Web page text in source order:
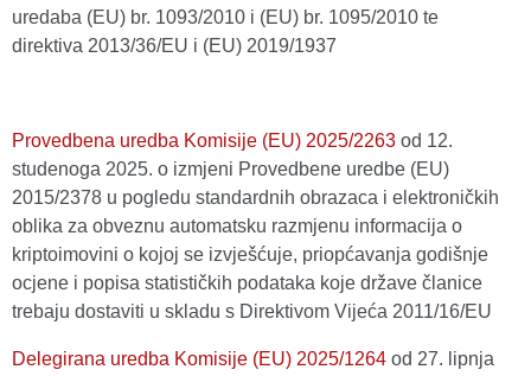
uredaba (EU) br. 1093/2010 i (EU) br. 1095/2010 te
direktiva 2013/36/EU i (EU) 2019/1937
Provedbena uredba Komisije (EU) 2025/2263 оd 12.
studenoga 2025. o izmjeni Provedbene uredbe (EU)
2015/2378 u pogledu standardnih obrazaca i elektroničkih
oblika za obveznu automatsku razmjenu informacija o
kriptoimovini o kojoj se izvješćuje, priopćavanja godišnje
ocjene i popisa statističkih podataka koje države članice
trebaju dostaviti u skladu s Direktivom Vijeća 2011/16/EU
Delegirana uredba Komisije (EU) 2025/1264 оd 27. lipnja